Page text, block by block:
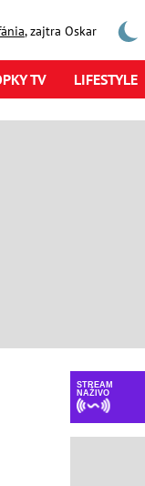
, zajtra Oskar
TV LIFESTYLE
STREAM
NAŽIVO